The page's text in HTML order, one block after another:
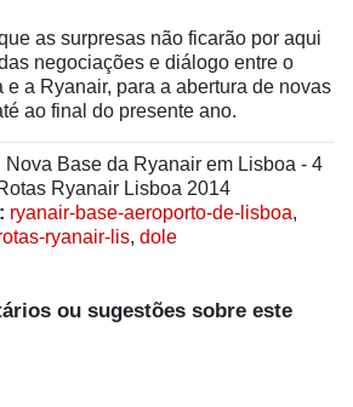
as surpresas não ficarão por aqui
negociações e diálogo entre o
e a Ryanair, para a abertura de novas
ao final do presente ano.
Nova Base da Ryanair em Lisboa - 4
Ryanair Lisboa 2014
ryanair-base-aeroporto-de-lisboa,
ryanair-lis, dole
ou sugestões sobre este